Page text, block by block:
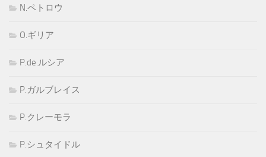
N.ペトロウ
O.ギリア
P.de.ルシア
P.ガルブレイス
P.クレーモラ
P.シュタイドル